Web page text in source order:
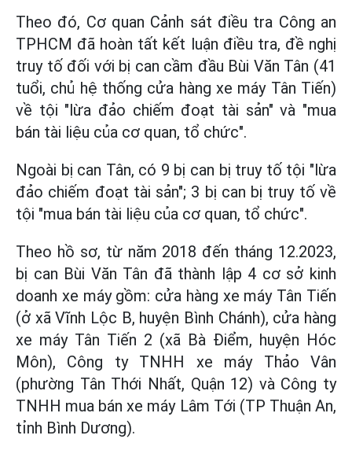
Theo đó, Cơ quan Cảnh sát điều tra Công an
TPHCM đã hoàn tất kết luận điều tra, đề nghị
truy tố đối với bị can cầm đầu Bùi Văn Tân (41
tuổi, chủ hệ thống cửa hàng xe máy Tân Tiến)
về tội "lừa đảo chiếm đoạt tài sản" và "mua
bán tài liệu của cơ quan, tổ chức".
Ngoài bị can Tân, có 9 bị can bị truy tố tội "lừa
đảo chiếm đoạt tài sản"; 3 bị can bị truy tố về
tội "mua bán tài liệu của cơ quan, tổ chức".
Theo hồ sơ, từ năm 2018 đến tháng 12.2023,
bị can Bùi Văn Tân đã thành lập 4 cơ sở kinh
doanh xe máy gồm: cửa hàng xe máy Tân Tiến
(ở xã Vĩnh Lộc B, huyện Bình Chánh), cửa hàng
xe máy Tân Tiến 2 (xã Bà Điểm, huyện Hóc
Môn), Công ty TNHH xe máy Thảo Vân
(phường Tân Thới Nhất, Quận 12) và Công ty
TNHH mua bán xe máy Lâm Tới (TP Thuận An,
tỉnh Bình Dương).